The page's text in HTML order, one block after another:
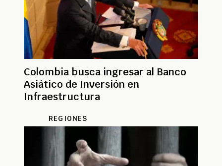
Colombia busca ingresar al Banco
Asiático de Inversión en
Infraestructura
REGIONES